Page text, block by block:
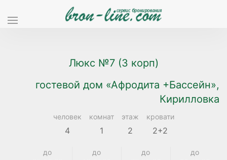
Люкс №7 (3 корп)
гостевой дом «Афродита +Бассейн»,
Кирилловка
человек
4
комнат
1
этаж
2
кровати
2+2
до
до
до
до